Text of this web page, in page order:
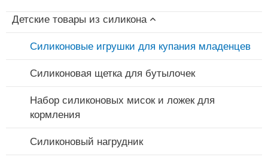
Детские товары из силикона
Силиконовые игрушки для купания младенцев
Силиконовая щетка для бутылочек
Набор силиконовых мисок и ложек для
кормления
Силиконовый нагрудник